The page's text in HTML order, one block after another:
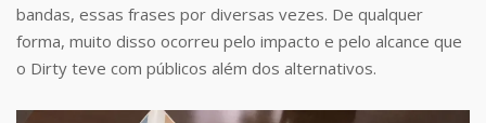
bandas, essas frases por diversas vezes. De qualquer
forma, muito disso ocorreu pelo impacto e pelo alcance que
o Dirty teve com públicos além dos alternativos.